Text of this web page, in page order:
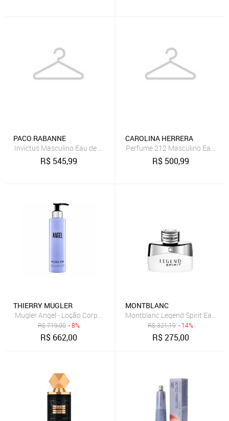
PACO RABANNE
Invictus Masculino Eau de Toilette 100ml
R$ 545,99
CAROLINA HERRERA
Perfume 212 Masculino Eau de
R$ 500,99
THIERRY MUGLER
Mugler Angel - Loção Corporal 200ml
R$719,00 - 8%
R$ 662,00
MONTBLANC
Montblanc Legend Spirit Eau
R$321,19 - 14%
R$275,00